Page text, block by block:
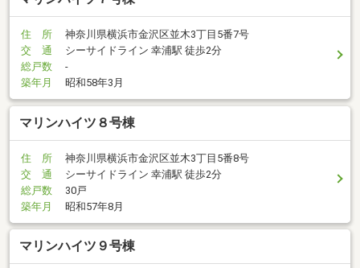
住 所
神奈川県横浜市金沢区並木3丁目5番7号
交 通
シーサイドライン 幸浦駅 徒歩2分
総戸数
-
築年月
昭和58年3月
マリンハイツ８号棟
住 所
神奈川県横浜市金沢区並木3丁目5番8号
交 通
シーサイドライン 幸浦駅 徒歩2分
総戸数
30戸
築年月
昭和57年8月
マリンハイツ９号棟